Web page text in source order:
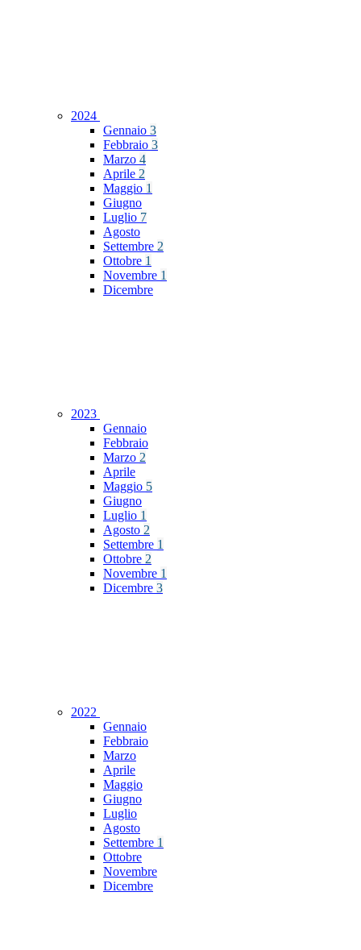
2024
Gennaio 3
Febbraio 3
Marzo 4
Aprile 2
Maggio 1
Giugno
Luglio 7
Agosto
Settembre 2
Ottobre 1
Novembre 1
Dicembre
2023
Gennaio
Febbraio
Marzo 2
Aprile
Maggio 5
Giugno
Luglio 1
Agosto 2
Settembre 1
Ottobre 2
Novembre 1
Dicembre 3
2022
Gennaio
Febbraio
Marzo
Aprile
Maggio
Giugno
Luglio
Agosto
Settembre 1
Ottobre
Novembre
Dicembre